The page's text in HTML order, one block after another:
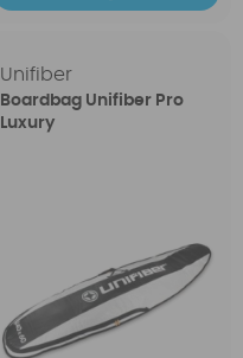
Unifiber
Boardbag Unifiber Pro
Luxury